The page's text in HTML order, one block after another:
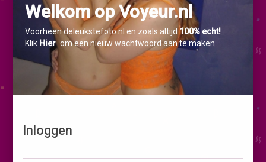
Welkom op Voyeur.nl
Voorheen deleukstefoto.nl en zoals altijd 100% echt!
Klik Hier om een nieuw wachtwoord aan te maken.
Inloggen